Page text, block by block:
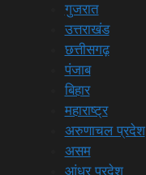
गुजरात
उत्तराखंड
छत्तीसगढ़
पंजाब
बिहार
महाराष्ट्र
अरुणाचल प्रदेश
असम
आंध्र प्रदेश